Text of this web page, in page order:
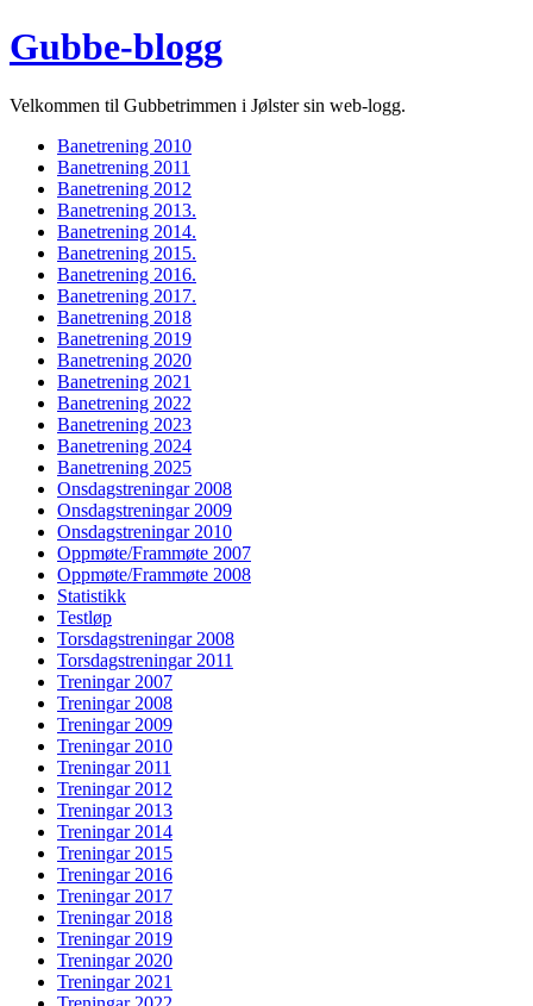
Gubbe-blogg
Velkommen til Gubbetrimmen i Jølster sin web-logg.
Banetrening 2010
Banetrening 2011
Banetrening 2012
Banetrening 2013.
Banetrening 2014.
Banetrening 2015.
Banetrening 2016.
Banetrening 2017.
Banetrening 2018
Banetrening 2019
Banetrening 2020
Banetrening 2021
Banetrening 2022
Banetrening 2023
Banetrening 2024
Banetrening 2025
Onsdagstreningar 2008
Onsdagstreningar 2009
Onsdagstreningar 2010
Oppmøte/Frammøte 2007
Oppmøte/Frammøte 2008
Statistikk
Testløp
Torsdagstreningar 2008
Torsdagstreningar 2011
Treningar 2007
Treningar 2008
Treningar 2009
Treningar 2010
Treningar 2011
Treningar 2012
Treningar 2013
Treningar 2014
Treningar 2015
Treningar 2016
Treningar 2017
Treningar 2018
Treningar 2019
Treningar 2020
Treningar 2021